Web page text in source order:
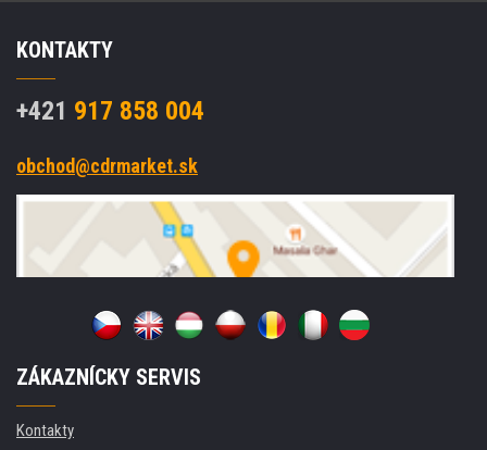
KONTAKTY
+421 917 858 004
obchod@cdrmarket.sk
ZÁKAZNÍCKY SERVIS
Kontakty